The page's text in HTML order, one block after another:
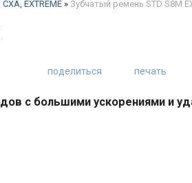
EXTREME » Зубчатый ремень STD S8M
поделиться печать
с большими ускорениями и